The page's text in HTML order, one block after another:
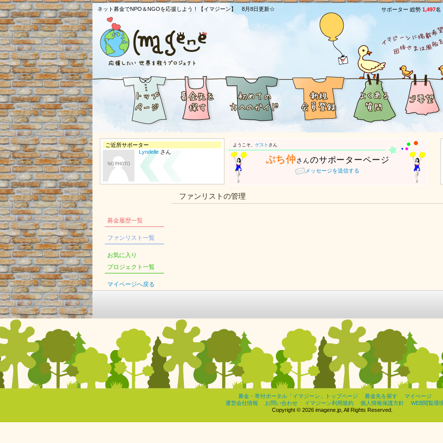
ネット募金でNPO＆NGOを応援しよう！【イマジーン】 8月8日更新☆ サポーター 総勢 1,497名
ご近所サポーター
Lyndelleさん
ようこそ、 ゲスト さん
ぷち仲さんのサポーターページ
メッセージを送信する
募金履歴一覧
ファンリスト一覧
お気に入り
プロジェクト一覧
マイページへ戻る
ファンリストの管理
募金・寄付ポータル「イマジーン」トップページ 募金先を探す
マイページ
運営会社情報
お問い合わせ イマジーン利用規約 個人情報保護方針
WEB閲覧環
Copyright © 2026 imagene.jp, All Rights Reserved.